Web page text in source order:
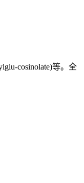
cosinolate)等。全